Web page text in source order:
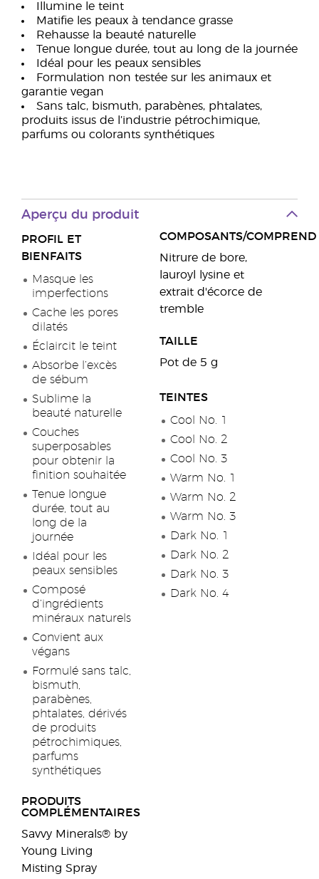
Illumine le teint
Matifie les peaux à tendance grasse
Rehausse la beauté naturelle
Tenue longue durée, tout au long de la journée
Idéal pour les peaux sensibles
Formulation non testée sur les animaux et
garantie vegan
Sans talc, bismuth, parabènes, phtalates,
produits issus de l’industrie pétrochimique,
parfums ou colorants synthétiques
Aperçu du produit
PROFIL ET
BIENFAITS
Masque les
imperfections
Cache les pores
dilatés
Éclaircit le teint
Absorbe l’excès
de sébum
Sublime la
beauté naturelle
Couches
superposables
pour obtenir la
finition souhaitée
Tenue longue
durée, tout au
long de la
journée
Idéal pour les
peaux sensibles
Composé
d’ingrédients
minéraux naturels
Convient aux
végans
Formulé sans talc,
bismuth,
parabènes,
phtalates, dérivés
de produits
pétrochimiques,
parfums
synthétiques
PRODUITS
COMPLÉMENTAIRES
Savvy Minerals® by
Young Living
Misting Spray
COMPOSANTS/COMPREND
Nitrure de bore,
lauroyl lysine et
extrait d'écorce de
tremble
TAILLE
Pot de 5 g
TEINTES
Cool No. 1
Cool No. 2
Cool No. 3
Warm No. 1
Warm No. 2
Warm No. 3
Dark No. 1
Dark No. 2
Dark No. 3
Dark No. 4